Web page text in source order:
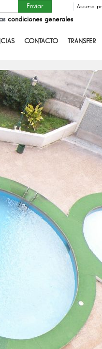
Acceso
condiciones generales
CONTACTO TRANSFER